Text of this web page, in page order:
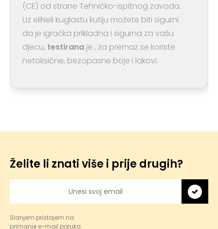
(CE) od strane Tehničko-ispitnog zavoda.
Uz eliNeli kuglastu kutiju možete biti sigurni
da je igračka prikladna i sigurna za vašu
djecu, testirana je , za premaz se koriste
netoksične, bezopasne boje i lakovi.
Želite li znati više i prije drugih?
Slanjem pristajem na
primanje e-mail poruka